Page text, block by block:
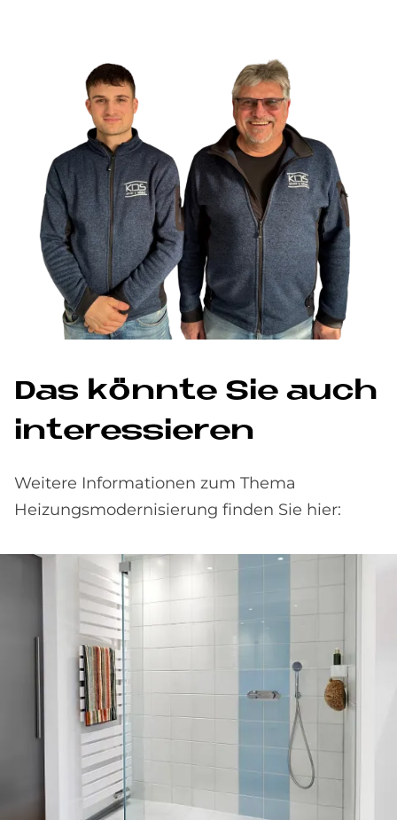
Das könn­te Sie auch
in­ter­es­sie­ren
Weitere Informationen zum Thema
Heizungsmodernisierung finden Sie hier: